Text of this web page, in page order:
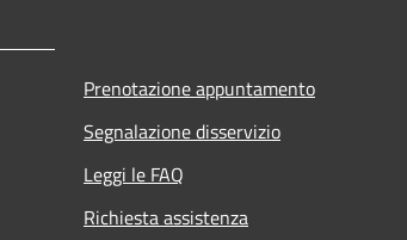
Prenotazione appuntamento
Segnalazione disservizio
Leggi le FAQ
Richiesta assistenza